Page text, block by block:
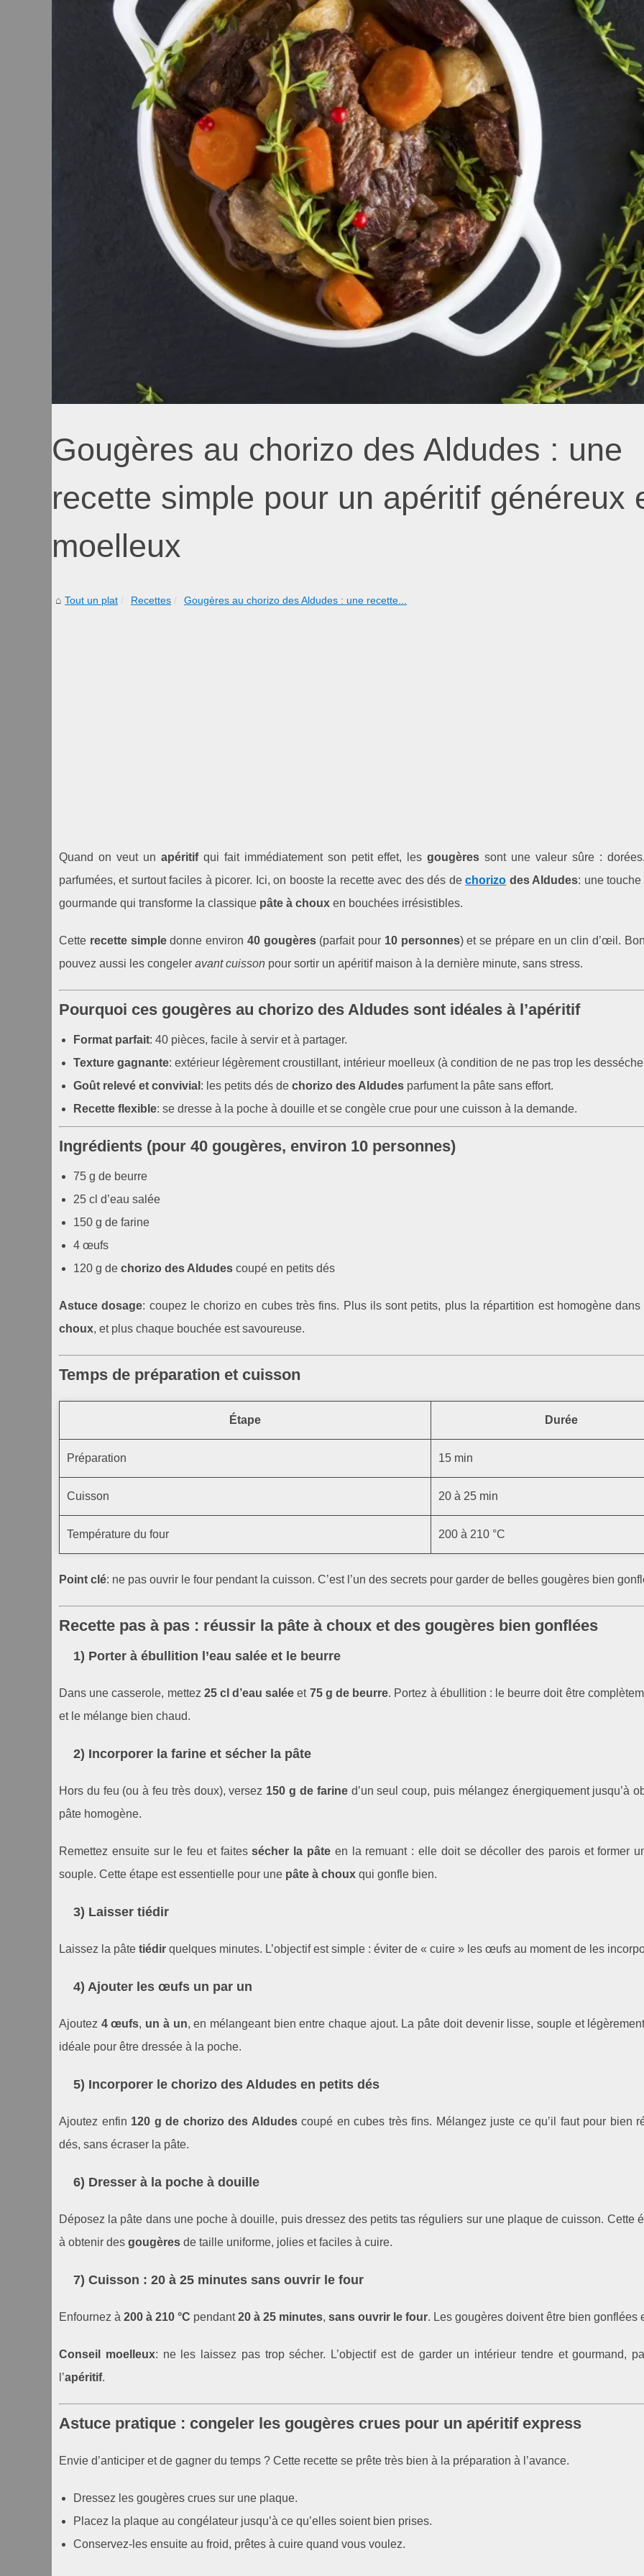
Gougères au chorizo des Aldudes : une
recette simple pour un apéritif généreux
moelleux
Tout un plat Recettes Gougères au chorizo des Aldudes : une recette...
Quand on veut un apéritifqui fait immédiatement son petit effet, lesgougères sont une valeur sûre :
parfumées, et surtout faciles à picorer. Ici, on booste la recette avec des dés dechorizo des Aldudes: une
gourmande qui transforme la classique pâte à choux en bouchées irrésistibles.
Cette recette simpledonne environ 40 gougères(parfait pour 10 personnes) et se prépare en un clin d’œil.
pouvez aussi les congeler avant cuisson pour sortir un apéritif maison à la dernière minute, sans stress.
Pourquoi ces gougères au chorizo des Aldudes sont idéales à l’apéritif
Format parfait: 40 pièces, facile à servir et à partager.
Texture gagnante: extérieur légèrement croustillant, intérieur moelleux (à condition de ne pas trop les
Goût relevé et convivial : les petits dés de chorizo des Aldudes parfument la pâte sans effort.
Recette flexible: se dresse à la poche à douille et se congèle crue pour une cuisson à la demande.
Ingrédients (pour 40 gougères, environ 10 personnes)
75 g de beurre
25 cl d’eau salée
150 g de farine
4 œufs
120 g de chorizo des Aldudes coupé en petits dés
Astuce dosage: coupez le chorizo en cubes très fins. Plus ils sont petits, plus la répartition est homogène
choux, et plus chaque bouchée est savoureuse.
Temps de préparation et cuisson
Étape Durée
Préparation 15 min
Cuisson 20 à 25 min
Température du four 200 à 210 °C
Point clé: ne pas ouvrir le four pendant la cuisson. C’est l’un des secrets pour garder de belles gougères bien
Recette pas à pas : réussir la pâte à choux et des gougères bien gonflées
1) Porter à ébullition l’eau salée et le beurre
Dans une casserole, mettez 25 cl d’eau salée et 75 g de beurre. Portez à ébullition : le beurre doit être
et le mélange bien chaud.
2) Incorporer la farine et sécher la pâte
Hors du feu (ou à feu très doux), versez 150 g de farined’un seul coup, puis mélangez énergiquement jusqu’à
pâte homogène.
Remettez ensuite sur le feu et faitessécher la pâte en la remuant : elle doit se décoller des parois et former
souple. Cette étape est essentielle pour une pâte à choux qui gonfle bien.
3) Laisser tiédir
Laissez la pâte tiédir quelques minutes. L’objectif est simple : éviter de « cuire » les œufs au moment de les
4) Ajouter les œufs un par un
Ajoutez 4 œufs, un à un, en mélangeant bien entre chaque ajout. La pâte doit devenir lisse, souple et
idéale pour être dressée à la poche.
5) Incorporer le chorizo des Aldudes en petits dés
Ajoutez enfin 120 g de chorizo des Aldudescoupé en cubes très fins. Mélangez juste ce qu’il faut pour bien
dés, sans écraser la pâte.
6) Dresser à la poche à douille
Déposez la pâte dans une poche à douille, puis dressez des petits tas réguliers sur une plaque de cuisson. Cette
à obtenir des gougères de taille uniforme, jolies et faciles à cuire.
7) Cuisson : 20 à 25 minutes sans ouvrir le four
Enfournez à 200 à 210 °C pendant20 à 25 minutes, sans ouvrir le four. Les gougères doivent être bien gonflées
Conseil moelleux: ne les laissez pas trop sécher. L’objectif est de garder un intérieur tendre et gourmand,
l’apéritif.
Astuce pratique : congeler les gougères crues pour un apéritif express
Envie d’anticiper et de gagner du temps ? Cette recette se prête très bien à la préparation à l’avance.
Dressez les gougères crues sur une plaque.
Placez la plaque au congélateur jusqu’à ce qu’elles soient bien prises.
Conservez-les ensuite au froid, prêtes à cuire quand vous voulez.